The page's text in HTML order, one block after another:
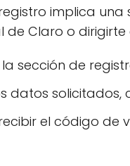
implica
de Claro o
sección de
datos solicitados,
el código